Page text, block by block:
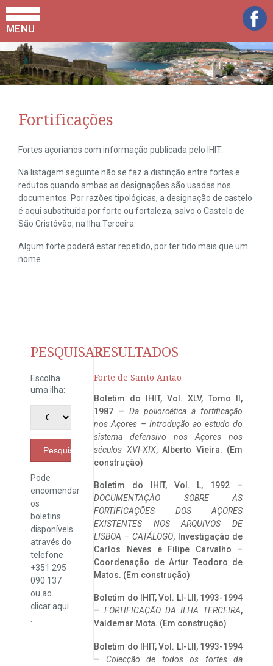
MENU
Fortificações
Fortes açorianos com informação publicada pelo IHIT.
Na listagem seguinte não se faz a distinção entre fortes e
redutos quando ambas as designações são usadas nos
documentos. Por razões tipológicas, a designação de castelo
é aqui substituída por forte ou fortaleza, salvo o Castelo de
São Cristóvão, na Ilha Terceira.
Algum forte poderá estar repetido, por ter tido mais que um
nome.
PESQUISAR
Escolha
uma ilha:
Pesquisar
Pode
encomendar
os
boletins
disponíveis
através do
telefone
+351 295
090 137
ou ao
clicaraqui
RESULTADOS
Forte de Santo Antão
Boletim do IHIT, Vol. XLV, Tomo II,
1987 – Da poliorcética à fortificação
nos Açores – Introdução ao estudo do
sistema defensivo nos Açores nos
séculos XVI-XIX, Alberto Vieira. (Em
construção)
Boletim do IHIT, Vol. L, 1992 –
DOCUMENTAÇÃO SOBRE AS
FORTIFICAÇÕES DOS AÇORES
EXISTENTES NOS ARQUIVOS DE
LISBOA – CATÁLOGO, Investigação de
Carlos Neves e Filipe Carvalho –
Coordenação de Artur Teodoro de
Matos. (Em construção)
Boletim do IHIT, Vol. LI-LII, 1993-1994
– FORTIFICAÇÃO DA ILHA TERCEIRA,
Valdemar Mota. (Em construção)
Boletim do IHIT, Vol. LI-LII, 1993-1994
– Colecção de todos os fortes da